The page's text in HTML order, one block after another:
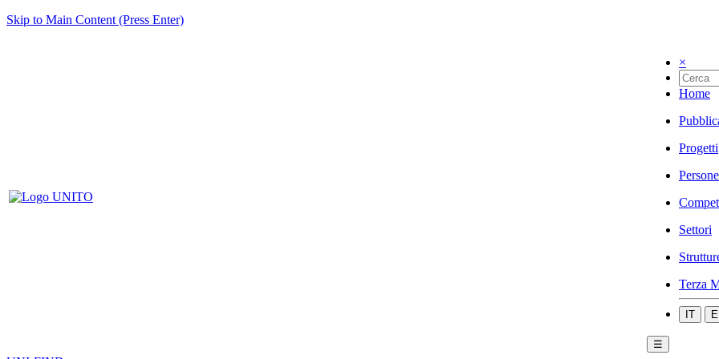
Skip to Main Content (Press Enter)
×
Home
Progetti
Persone
Settori
Terza
IT
☰